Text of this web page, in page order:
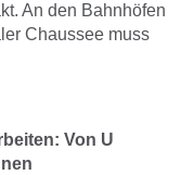
An den Bahnhöfen
Chaussee muss
Von U